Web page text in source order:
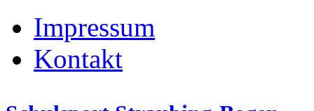
Impressum
Kontakt